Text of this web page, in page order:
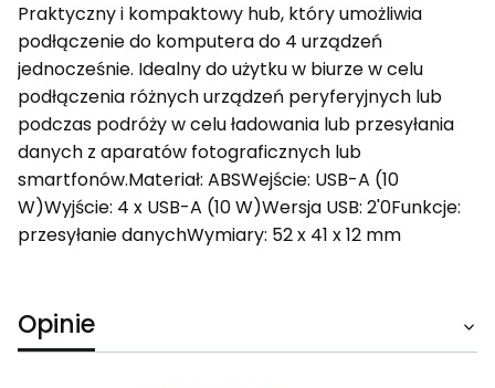
Praktyczny i kompaktowy hub, który umożliwia
podłączenie do komputera do 4 urządzeń
jednocześnie. Idealny do użytku w biurze w celu
podłączenia różnych urządzeń peryferyjnych lub
podczas podróży w celu ładowania lub przesyłania
danych z aparatów fotograficznych lub
smartfonów.Materiał: ABSWejście: USB-A (10
W)Wyjście: 4 x USB-A (10 W)Wersja USB: 2'0Funkcje:
przesyłanie danychWymiary: 52 x 41 x 12 mm
Opinie